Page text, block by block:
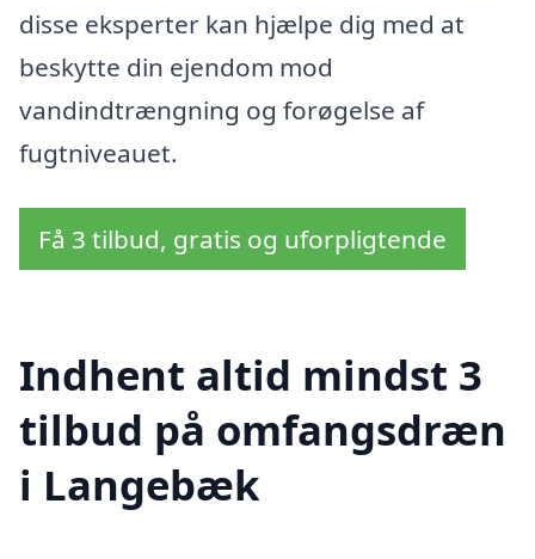
disse eksperter kan hjælpe dig med at
beskytte din ejendom mod
vandindtrængning og forøgelse af
fugtniveauet.
Få 3 tilbud, gratis og uforpligtende
Indhent altid mindst 3
tilbud på omfangsdræn
i Langebæk